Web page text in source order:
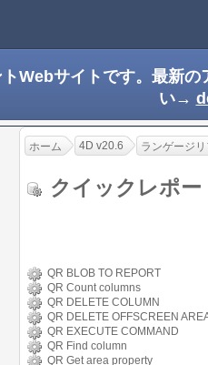
Webサイトです。最新
い→
ホーム 4D v20.6 ランゲージ
クイックレポ
QR BLOB TO REPORT
QR Count columns
QR DELETE COLUMN
QR DELETE OFFSCREEN
QR EXECUTE COMMAND
QR Find column
QR Get area property